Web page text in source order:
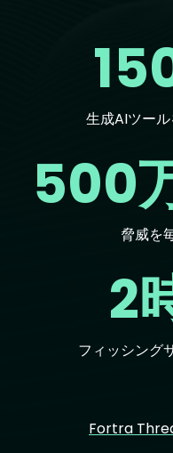
生成AIツール
500
脅威を
2
フィッシング
Fortra